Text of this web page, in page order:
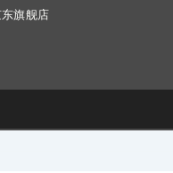
旗舰店